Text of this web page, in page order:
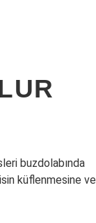
buzdolabında
küflenmesine ve